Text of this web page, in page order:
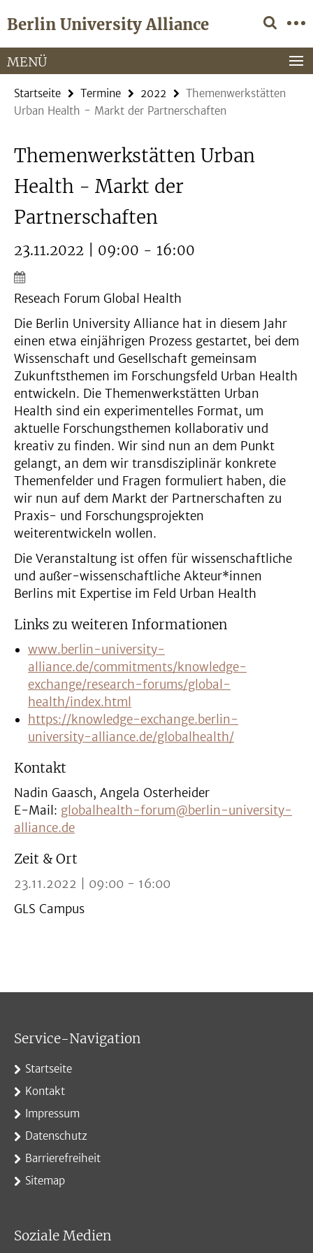
direkt
Inhalt
Berlin University Alliance
Service-
Navigation
MENÜ
Startseite Termine 2022
Themenwerkstätten
Urban Health - Markt der Partnerschaften
Themenwerkstätten Urban
Health - Markt der
Partnerschaften
23.11.2022 | 09:00 - 16:00
Reseach Forum Global Health
Die Berlin University Alliance hat in diesem Jahr
einen etwa einjährigen Prozess gestartet, bei dem
Wissenschaft und Gesellschaft gemeinsam
Zukunftsthemen im Forschungsfeld Urban Health
entwickeln. Die Themenwerkstätten Urban
Health sind ein experimentelles Format, um
aktuelle Forschungsthemen kollaborativ und
kreativ zu finden. Wir sind nun an dem Punkt
gelangt, an dem wir transdisziplinär konkrete
Themenfelder und Fragen formuliert haben, die
wir nun auf dem Markt der Partnerschaften zu
Praxis- und Forschungsprojekten
weiterentwickeln wollen.
Die Veranstaltung ist offen für wissenschaftliche
und außer-wissenschaftliche Akteur*innen
Berlins mit Expertise im Feld Urban Health
Links zu weiteren Informationen
www.berlin-university-
alliance.de/commitments/knowledge-
exchange/research-forums/global-
health/index.html
https://knowledge-exchange.berlin-
university-alliance.de/globalhealth/
Kontakt
Nadin Gaasch, Angela Osterheider
E-Mail: globalhealth-forum@berlin-university-
alliance.de
Zeit & Ort
23.11.2022 | 09:00 - 16:00
GLS Campus
Service-Navigation
Startseite
Kontakt
Impressum
Datenschutz
Barrierefreiheit
Sitemap
Soziale Medien